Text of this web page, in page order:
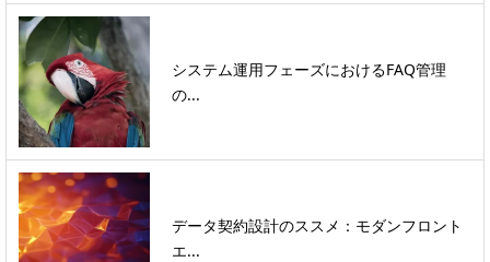
システム運用フェーズにおけるFAQ管理
の...
データ契約設計のススメ：モダンフロント
エ...